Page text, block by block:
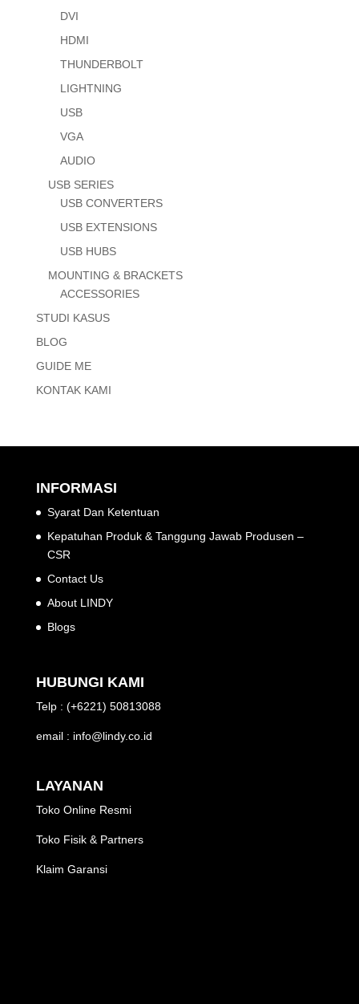
DVI
HDMI
THUNDERBOLT
LIGHTNING
USB
VGA
AUDIO
USB SERIES
USB CONVERTERS
USB EXTENSIONS
USB HUBS
MOUNTING & BRACKETS
ACCESSORIES
STUDI KASUS
BLOG
GUIDE ME
KONTAK KAMI
INFORMASI
Syarat Dan Ketentuan
Kepatuhan Produk & Tanggung Jawab Produsen –
CSR
Contact Us
About LINDY
Blogs
HUBUNGI KAMI
Telp : (+6221) 50813088
email : info@lindy.co.id
LAYANAN
Toko Online Resmi
Toko Fisik & Partners
Klaim Garansi